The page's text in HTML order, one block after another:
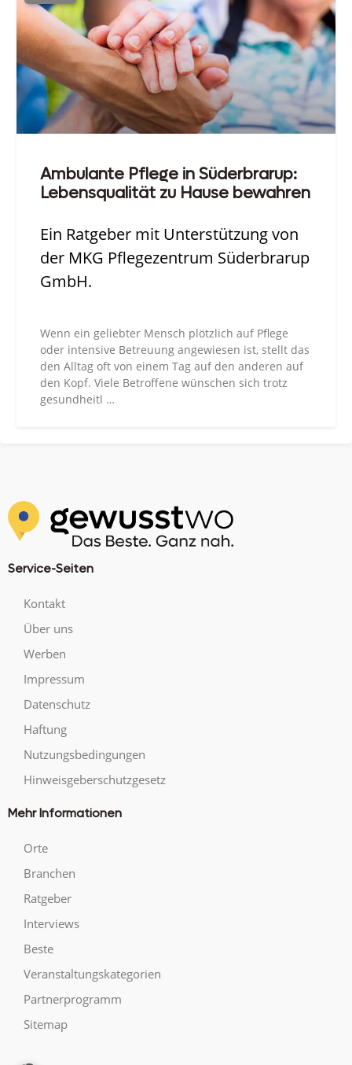
Ambulante Pflege in Süderbrarup:
Lebensqualität zu Hause bewahren
Ein Ratgeber mit Unterstützung von
der MKG Pflegezentrum Süderbrarup
GmbH.
Wenn ein geliebter Mensch plötzlich auf Pflege
oder intensive Betreuung angewiesen ist, stellt das
den Alltag oft von einem Tag auf den anderen auf
den Kopf. Viele Betroffene wünschen sich trotz
gesundheitl …
Service-Seiten
Kontakt
Über uns
Werben
Impressum
Datenschutz
Haftung
Nutzungsbedingungen
Hinweisgeberschutzgesetz
Mehr Informationen
Orte
Branchen
Ratgeber
Interviews
Beste
Veranstaltungskategorien
Partnerprogramm
Sitemap